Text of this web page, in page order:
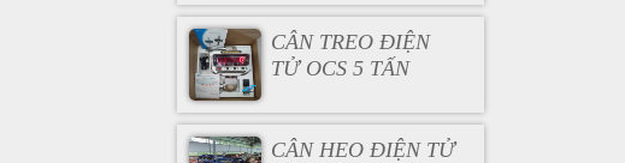
CÂN TREO ĐIỆN
TỬ OCS 5 TẤN
CÂN HEO ĐIỆN TỬ